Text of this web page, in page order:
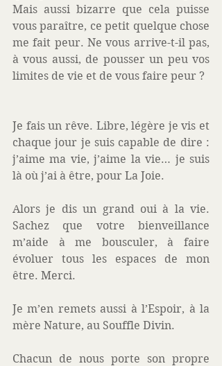
Mais aussi bizarre que cela puisse
vous paraître, ce petit quelque chose
me fait peur. Ne vous arrive-t-il pas,
à vous aussi, de pousser un peu vos
limites de vie et de vous faire peur ?
Je fais un rêve. Libre, légère je vis et
chaque jour je suis capable de dire :
j’aime ma vie, j’aime la vie… je suis
là où j’ai à être, pour La Joie.
Alors je dis un grand oui à la vie.
Sachez que votre bienveillance
m’aide à me bousculer, à faire
évoluer tous les espaces de mon
être. Merci.
Je m’en remets aussi à l’Espoir, à la
mère Nature, au Souffle Divin.
Chacun de nous porte son propre